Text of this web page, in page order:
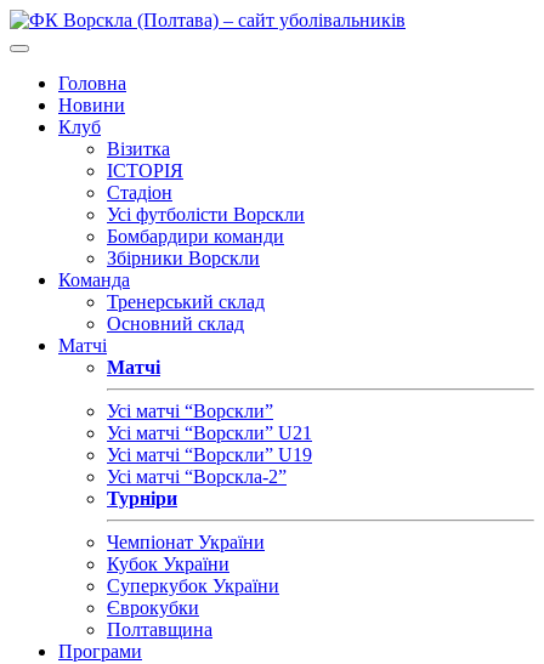
Головна
Новини
Клуб
Візитка
ІСТОРІЯ
Стадіон
Усі футболісти Ворскли
Бомбардири команди
Збірники Ворскли
Команда
Тренерський склад
Основний склад
Матчі
Матчі
Усі матчі “Ворскли”
Усі матчі “Ворскли” U21
Усі матчі “Ворскли” U19
Усі матчі “Ворскла-2”
Турніри
Чемпіонат України
Кубок України
Суперкубок України
Єврокубки
Полтавщина
Програми